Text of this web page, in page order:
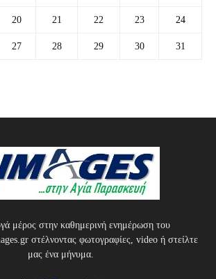
20 21 22 23 24
27 28 29 30
31
μέρος στην καθημερινή ενημέρωση του
στέλνοντας φωτογραφίες, video ή στείλτε
μας ένα μήνυμα.